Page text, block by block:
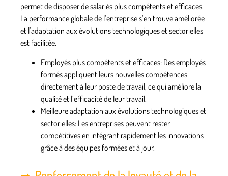
permet de disposer de salariés plus compétents et efficaces.
La performance globale de l’entreprise s’en trouve améliorée
et l’adaptation aux évolutions technologiques et sectorielles
est facilitée.
Employés plus compétents et efficaces: Des employés
formés appliquent leurs nouvelles compétences
directement à leur poste de travail, ce qui améliore la
qualité et l’efficacité de leur travail.
Meilleure adaptation aux évolutions technologiques et
sectorielles: Les entreprises peuvent rester
compétitives en intégrant rapidement les innovations
grâce à des équipes formées et à jour.